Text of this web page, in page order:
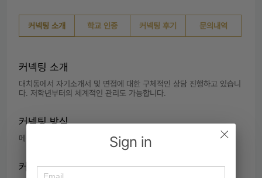
Sign in
커넥팅 소개 학교 인증 커넥팅 후기 문의내역
커넥팅 소개
대치동에서 자기소개서 및 면접에 대한 구체적인 상담 진행하고 있습니
다. 저학년부터의 체계적인 관리도 가능합니다.
커넥팅 방식
메신저,  식사 및 미팅,  온캠퍼스,  전화 미팅,  화상 미팅
커넥팅 내용